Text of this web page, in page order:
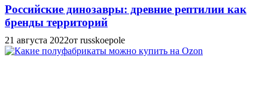
Российские динозавры: древние рептилии как
бренды территорий
21 августа 2022от russkoepole